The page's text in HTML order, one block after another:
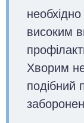
високим
Хворим
подібний